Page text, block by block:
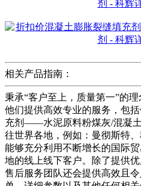
相关产品指南：
秉承“客户至上，质量第一”的
他们提供高效专业的服务，包
充剂——水泥原料粉煤灰/混凝
往世界各地，例如：曼彻斯特
能够充分利用不断增长的国际
地的线上线下客户。除了提供
售后服务团队还会提供高效且